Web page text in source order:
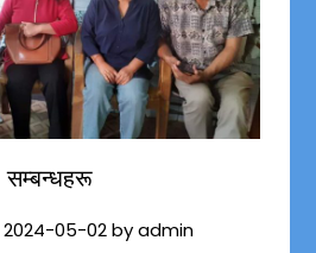
सम्बन्धहरू
2024-05-02byadmin